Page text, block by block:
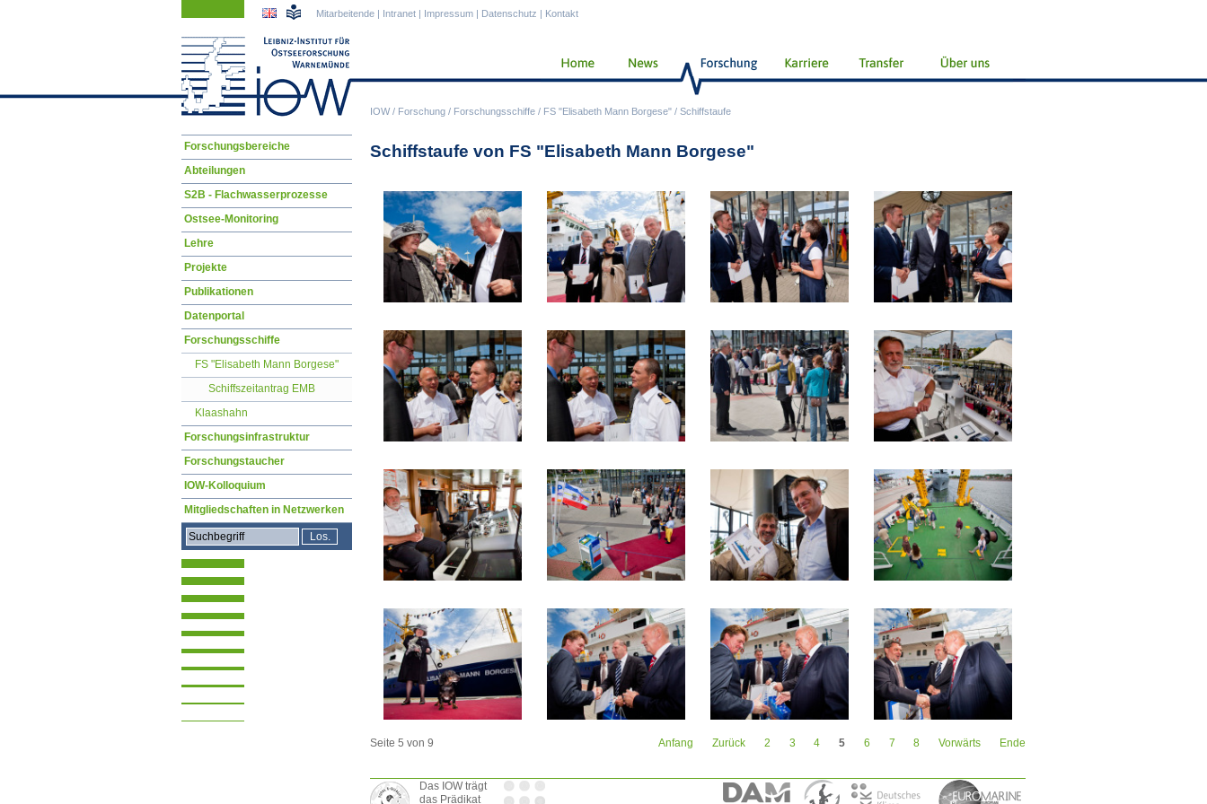
IOW/ Forschung / Forschungsschiffe / FS "Elisabeth Mann Borgese" / Schiffstaufe
Mitarbeitende | Intranet | Impressum | Datenschutz | Kontakt
Schiffstaufe von FS "Elisabeth Mann Borgese"
Seite 5 von 9 Anfang Zurück 2 3 4 5 6 7 8 Vorwärts Ende
Navigation
überspringen
Forschungsbereiche
Abteilungen
S2B - Flachwasserprozesse
Ostsee-Monitoring
Lehre
Projekte
Publikationen
Datenportal
Forschungsschiffe
FS "Elisabeth Mann Borgese"
Schiffszeitantrag EMB
Klaashahn
Forschungsinfrastruktur
Forschungstaucher
IOW-Kolloquium
Mitgliedschaften in Netzwerken
Das IOW trägt
das Prädikat